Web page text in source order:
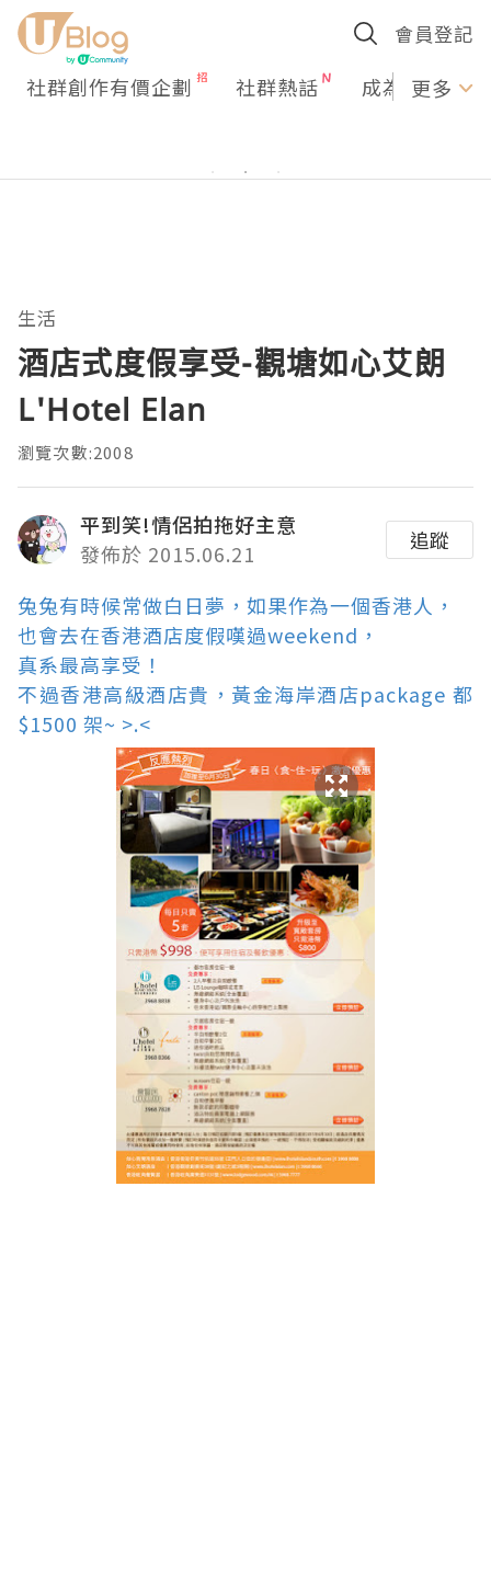
會員登記
社群創作有價企劃 社群熱話 成為U更多
生活
酒店式度假享受-觀塘如心艾朗
L'Hotel Elan
瀏覽次數:2008
平到笑!情侶拍拖好主意
發佈於 2015.06.21
追蹤
兔兔有時候常做白日夢，如果作為一個香港人，
也會去在香港酒店度假嘆過weekend，
真系最高享受！
不過香港高級酒店貴，黃金海岸酒店package 都
$1500 架~ >.<